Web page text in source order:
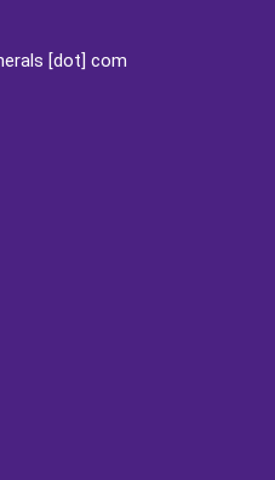
[dot] com